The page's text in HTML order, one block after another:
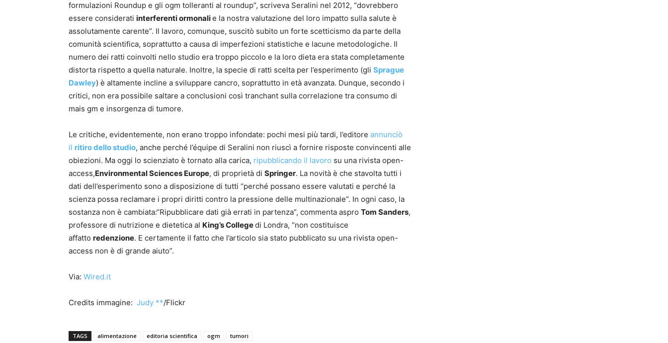
formulazioni Roundup e gli ogm tolleranti al roundup”, scriveva Seralini nel 2012, “dovrebbero
essere considerati interferenti ormonalie la nostra valutazione del loro impatto sulla salute è
assolutamente carente”. Il lavoro, comunque, suscitò subito un forte scetticismo da parte della
comunità scientifica, soprattutto a causa di imperfezioni statistiche e lacune metodologiche. Il
numero dei ratti coinvolti nello studio era troppo piccolo e la loro dieta era stata completamente
distorta rispetto a quella naturale. Inoltre, la specie di ratti scelta per l’esperimento (gli Sprague
Dawley) è altamente incline a sviluppare cancro, soprattutto in età avanzata. Dunque, secondo i
critici, non era possibile saltare a conclusioni così tranchant sulla correlazione tra consumo di
mais gm e insorgenza di tumore.
Le critiche, evidentemente, non erano troppo infondate: pochi mesi più tardi, l’editore annunciò
il ritiro dello studio, anche perché l’équipe di Seralini non riuscì a fornire risposte convincenti alle
obiezioni. Ma oggi lo scienziato è tornato alla carica, ripubblicando il lavoro su una rivista open-
access,Environmental Sciences Europe, di proprietà di Springer. La novità è che stavolta tutti i
dati dell’esperimento sono a disposizione di tutti “perché possano essere valutati e perché la
scienza possa reclamare i propri diritti contro la pressione delle multinazionale”. In ogni caso, la
sostanza non è cambiata:“Ripubblicare dati già errati in partenza”, commenta aspro Tom Sanders,
professore di nutrizione e dietetica al King’s Collegedi Londra, “non costituisce
affatto redenzione. E certamente il fatto che l’articolo sia stato pubblicato su una rivista open-
access non è di grande aiuto”.
Via: Wired.it
Credits immagine: Judy **/Flickr
TAGS alimentazione editoria scientifica ogm tumori